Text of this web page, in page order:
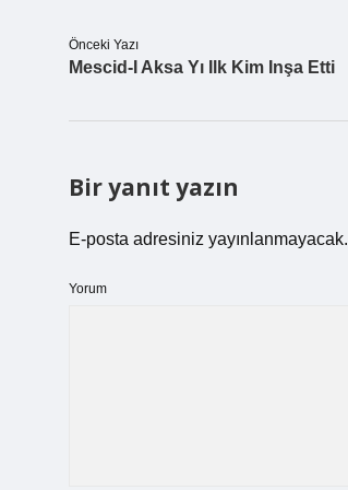
Önceki Yazı
Mescid-I Aksa Yı Ilk Kim Inşa Etti
Bir yanıt yazın
E-posta adresiniz yayınlanmayacak.
Yorum